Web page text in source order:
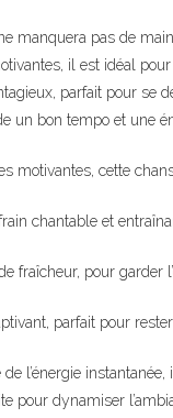
manquera pas de
il est idéal
parfait pour se
un bon tempo et une
motivantes, cette
chantable et
fraîcheur, pour garder
parfait pour
l’énergie
pour dynamiser